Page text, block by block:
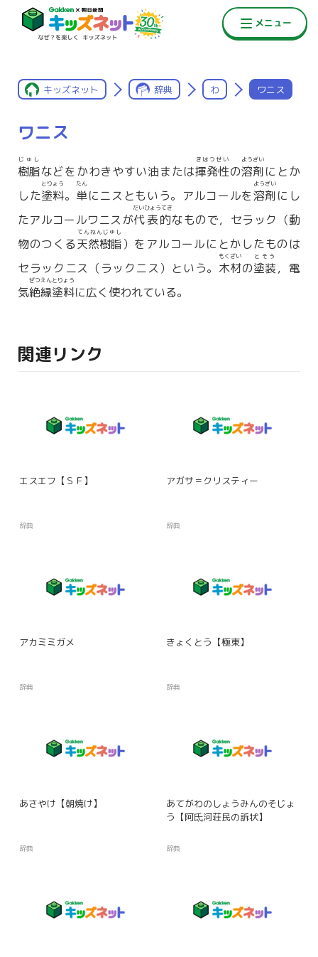
キッズネット 辞典 わ ワニス
ワニス
樹脂
じゅし
などをかわきやすい油または揮発性
きはつせい
の溶剤
ようざい
にとか
した塗料
とりょう
。 単
たん
にニスともいう。アルコールを溶剤
ようざい
にし
たアルコールワニスが代表的
だいひょうてき
なもので，セラック（動
物のつくる天然樹脂
てんねんじゅし
）をアルコールにとかしたものは
セラックニス（ラックニス）という。 木材
もくざい
の塗装
とそう
，電
気絶縁塗料
ぜつえんとりょう
に広く使われている。
関連リンク
エスエフ【ＳＦ】
辞典
アガサ＝クリスティー
辞典
アカミミガメ
辞典
きょくとう【極東】
辞典
あさやけ【朝焼け】
辞典
あてがわのしょうみんのそじょ
う【阿氐河荘民の訴状】
辞典